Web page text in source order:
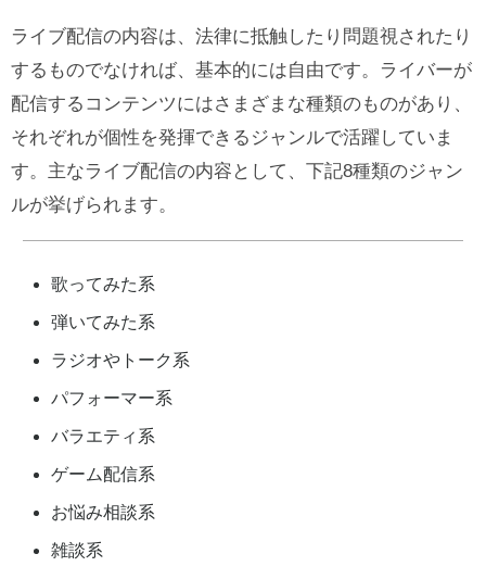
ライブ配信の内容は、法律に抵触したり問題視されたり
するものでなければ、基本的には自由です。ライバーが
配信するコンテンツにはさまざまな種類のものがあり、
それぞれが個性を発揮できるジャンルで活躍していま
す。主なライブ配信の内容として、下記8種類のジャン
ルが挙げられます。
歌ってみた系
弾いてみた系
ラジオやトーク系
パフォーマー系
バラエティ系
ゲーム配信系
お悩み相談系
雑談系